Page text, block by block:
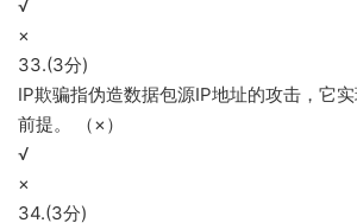
√
×
33.(3分)
IP欺骗指伪造数据包源IP地址的攻击，它
前提。 （×）
√
×
34.(3分)